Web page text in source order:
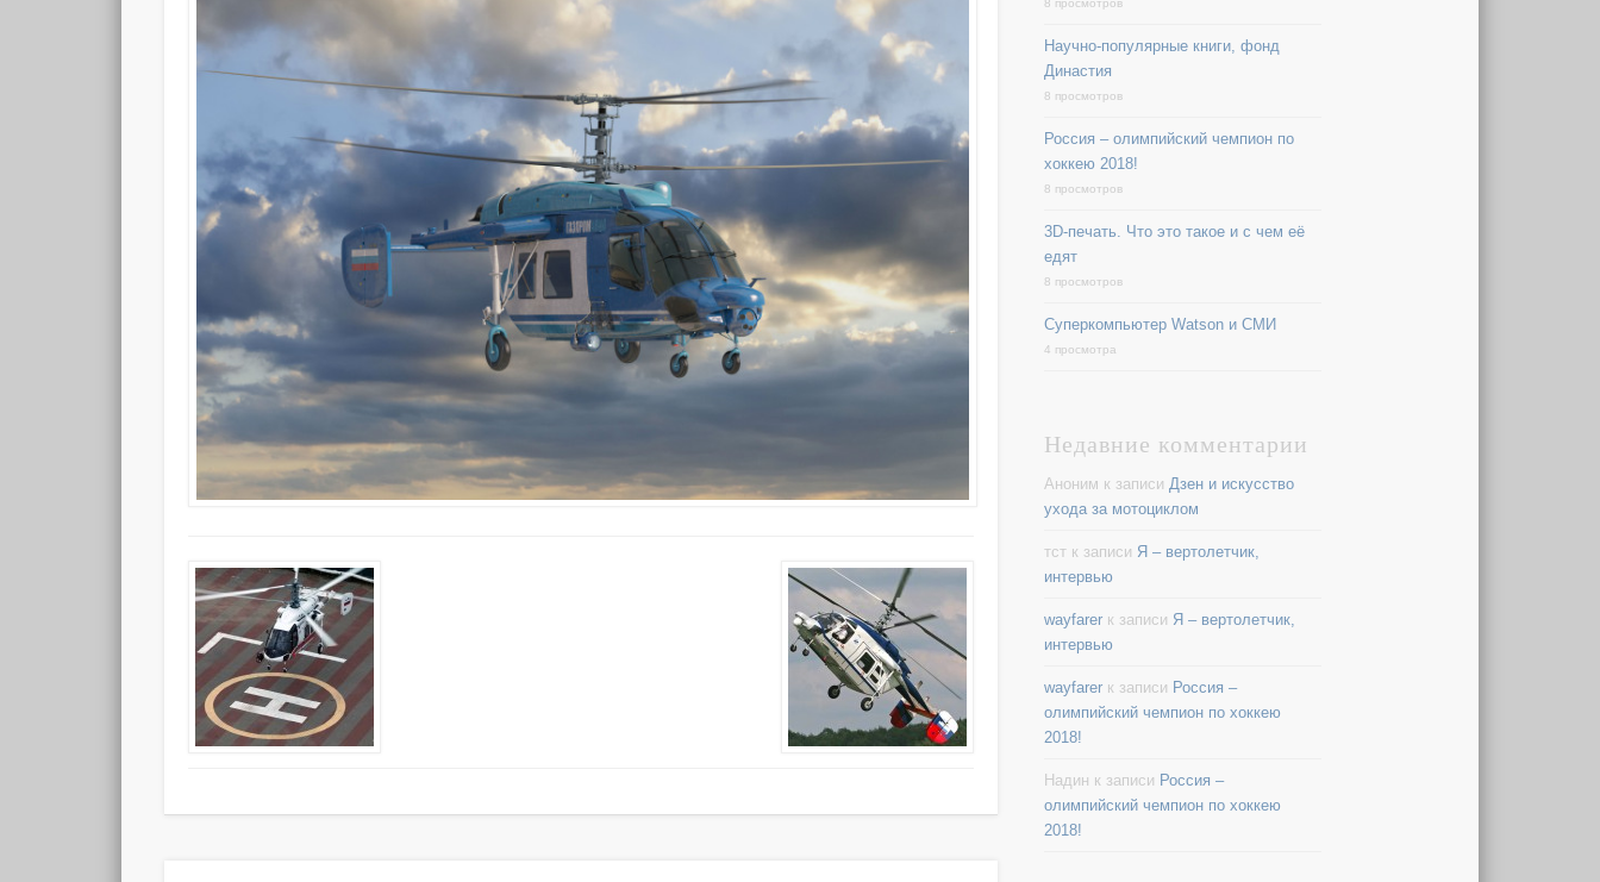
8 просмотров
Научно-популярные книги, фонд
Династия
8 просмотров
Россия – олимпийский чемпион по
хоккею 2018!
8 просмотров
3D-печать. Что это такое и с чем её
едят
8 просмотров
Суперкомпьютер Watson и СМИ
4 просмотра
Недавние комментарии
Аноним к записи Дзен и искусство
ухода за мотоциклом
тстк записи Я – вертолетчик,
интервью
wayfarerк записи Я – вертолетчик,
интервью
wayfarerк записи Россия –
олимпийский чемпион по хоккею
2018!
Надин к записи Россия –
олимпийский чемпион по хоккею
2018!